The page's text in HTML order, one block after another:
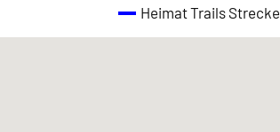
Heimat Trails Strecke